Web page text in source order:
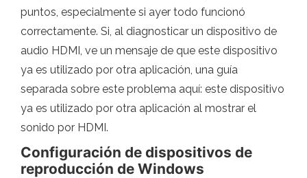
puntos, especialmente si ayer todo funcionó
correctamente. Si, al diagnosticar un dispositivo de
audio HDMI, ve un mensaje de que este dispositivo
ya es utilizado por otra aplicación, una guía
separada sobre este problema aquí: este dispositivo
ya es utilizado por otra aplicación al mostrar el
sonido por HDMI.
Configuración de dispositivos de
reproducción de Windows